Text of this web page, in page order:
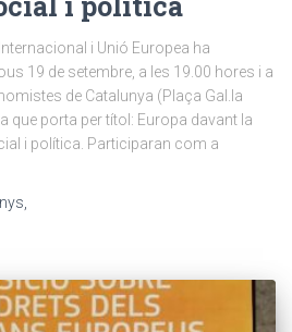
i Unió Europea ha
19 de setembre, a les 19.00 hores i a
de Catalunya (Plaça Gal.la
que porta per títol: Europa davant la
i política. Participaran com a